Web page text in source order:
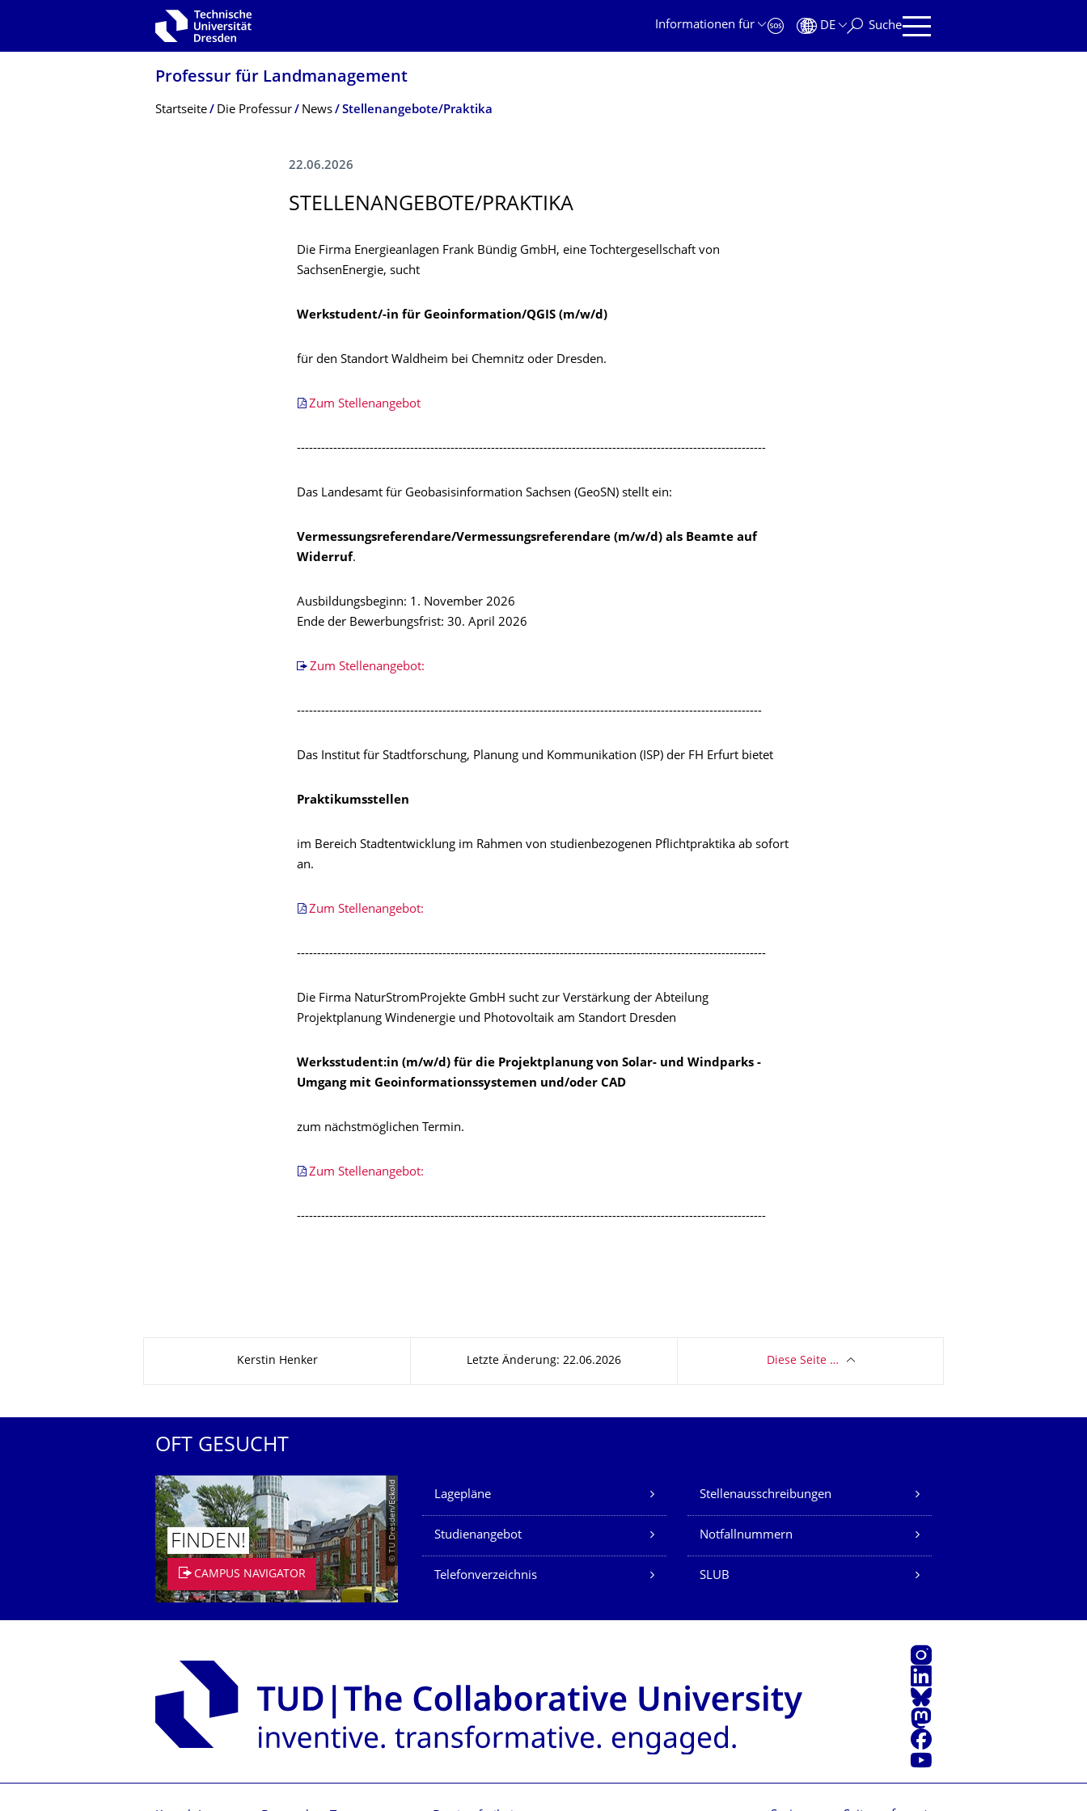
Zur Hauptnavigation springen
Informationen für
DE Suche
Professur für Landmanagement
Breadcrumb-Menü
Startseite Die Professur News Stellenangebote/Praktika
22.06.2026
STELLENANGEBOTE/PRAKTIKA
Die Firma Energieanlagen Frank Bündig GmbH, eine Tochtergesellschaft von
SachsenEnergie, sucht
Werkstudent/-in für Geoinformation/QGIS (m/w/d)
für den Standort Waldheim bei Chemnitz oder Dresden.
Zum Stellenangebot
--------------------------------------------------------------------------------------------------------------------
Das Landesamt für Geobasisinformation Sachsen (GeoSN) stellt ein:
Vermessungsreferendare/Vermessungsreferendare (m/w/d) als Beamte auf
Widerruf.
Ausbildungsbeginn: 1. November 2026
Ende der Bewerbungsfrist: 30. April 2026
Zum Stellenangebot:
-------------------------------------------------------------------------------------------------------------------
Das Institut für Stadtforschung, Planung und Kommunikation (ISP) der FH Erfurt bietet
Praktikumsstellen
im Bereich Stadtentwicklung im Rahmen von studienbezogenen Pflichtpraktika ab sofort
an.
Zum Stellenangebot:
--------------------------------------------------------------------------------------------------------------------
Die Firma NaturStromProjekte GmbH sucht zur Verstärkung der Abteilung
Projektplanung Windenergie und Photovoltaik am Standort Dresden
Werksstudent:in (m/w/d) für die Projektplanung von Solar- und Windparks -
Umgang mit Geoinformationssystemen und/oder CAD
zum nächstmöglichen Termin.
Zum Stellenangebot:
--------------------------------------------------------------------------------------------------------------------
Kerstin Henker Letzte Änderung: 22.06.2026 Diese Seite …
OFT GESUCHT
© TU Dresden/Eckold
FINDEN!
CAMPUS NAVIGATOR
Unsere Dienste
Lagepläne Stellenausschreibungen
Studienangebot Notfallnummern
Telefonverzeichnis SLUB
Instagram
LinkedIn
Bluesky
Mastodon
Facebook
Youtube